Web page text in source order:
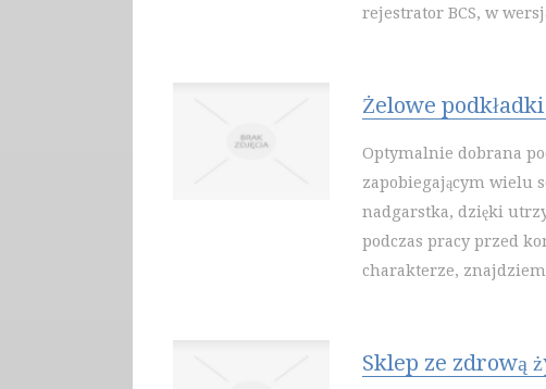
rejestrator BCS, w
Żelowe
Optymalnie dobrana
zapobiegającym wielu
nadgarstka, dzięki
podczas pracy przed
charakterze,
Sklep ze zdrową